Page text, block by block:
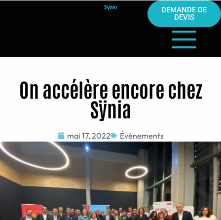
DEMANDE DE
DEVIS
On accélère encore chez
Sÿnia
mai 17, 2022 Événements